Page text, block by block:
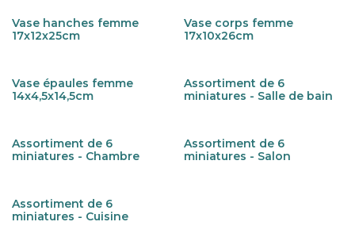
Vase hanches femme
17x12x25cm
Vase corps femme
17x10x26cm
Vase épaules femme
14x4,5x14,5cm
Assortiment de 6
miniatures - Salle de bain
Assortiment de 6
miniatures - Chambre
Assortiment de 6
miniatures - Salon
Assortiment de 6
miniatures - Cuisine